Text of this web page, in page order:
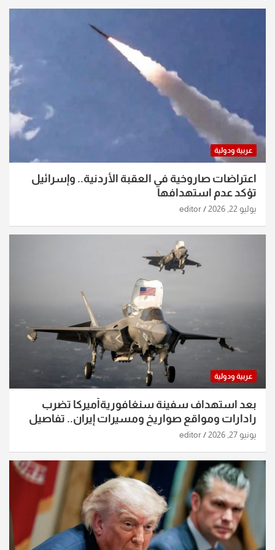
عربية ودولية
اعتراضات صاروخية في العقبة الأردنية.. وإسرائيل
تؤكد عدم استهدافها
يوليو 22, 2026 editor
عربية ودولية
بعد استهداف سفينة سنغافوريةأميركا تضرب
رادارات ومواقع صواريخ ومسيرات إيران.. تفاصيل
الساعات الماضية
يونيو 27, 2026 editor